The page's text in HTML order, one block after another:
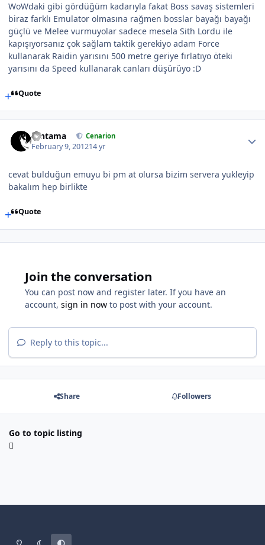
WoWdaki gibi gördüğüm kadarıyla fakat Boss savaş sistemleri
biraz farklı Emulator olmasına rağmen bosslar bayağı bayağı
güçlü ve Melee vurmuyolar sadece mesela Sith Lordu ile
kapışıyorsanız çok sağlam taktik gerekiyo adam Force
kullanarak Raidin yarısını 500 metre geriye fırlatıyo öteki
yarısını da Speed kullanarak canları düşürüyo :D
Quote
Gintama Cenarion
February 9, 201214 yr
cevat bulduğun emuyu bi pm at olursa bizim servera yukleyip
bakalım hep birlikte
Quote
Join the conversation
You can post now and register later. If you have an
account, sign in now to post with your account.
Reply to this topic...
Share Followers
Go to topic listing
Light ModeDark ModeSystem Preference